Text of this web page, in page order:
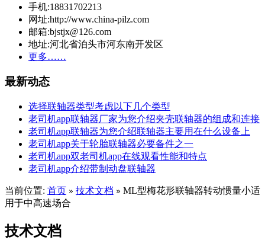
手机:18831702213
网址:http://www.china-pilz.com
邮箱:bjstjx@126.com
地址:河北省泊头市河东南开发区
更多……
最新动态
选择联轴器类型考虑以下几个类型
老司机app联轴器厂家为您介绍夹壳联轴器的组成和连接
老司机app联轴器为您介绍联轴器主要用在什么设备上
老司机app关于轮胎联轴器必要备件之一
老司机app双老司机app在线观看性能和特点
老司机app介绍带制动盘联轴器
当前位置: 首页 » 技术文档 » ML型梅花形联轴器转动惯量小适
用于中高速场合
技术文档